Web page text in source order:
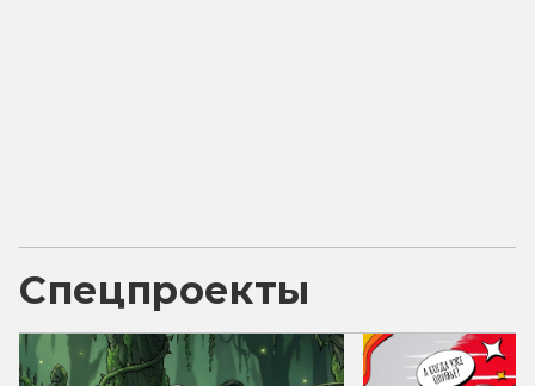
Спецпроекты